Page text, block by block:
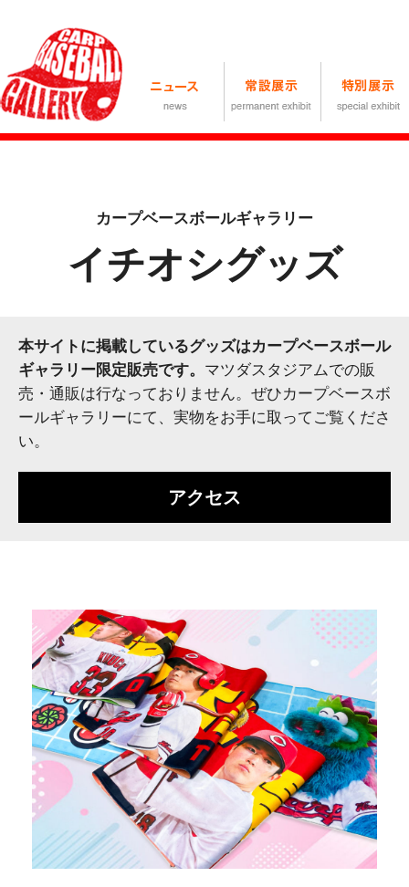
カープベースボールギャラリー
イチオシグッズ
本サイトに掲載しているグッズはカープベースボール
ギャラリー限定販売です。 マツダスタジアムでの販
売・通販は行なっておりません。ぜひカープベースボ
ールギャラリーにて、実物をお手に取ってご覧くださ
い。
アクセス